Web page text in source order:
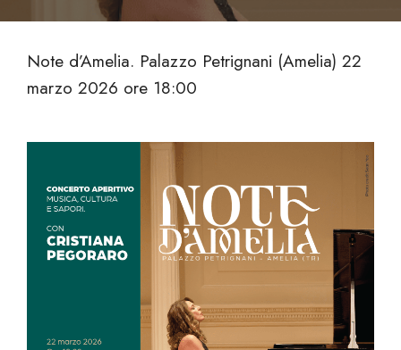
Note d’Amelia. Palazzo Petrignani (Amelia) 22
marzo 2026 ore 18:00